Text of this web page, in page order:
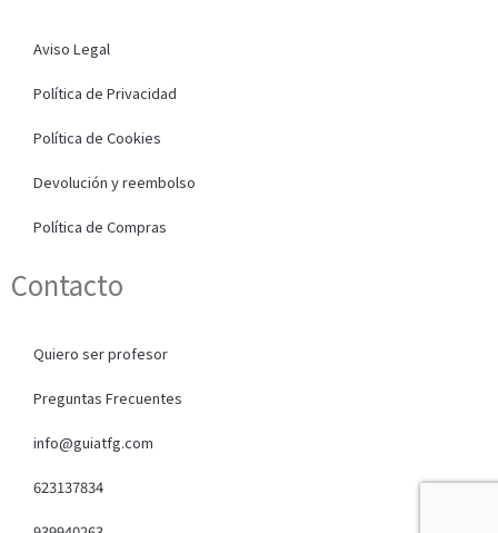
Aviso Legal
Política de Privacidad
Política de Cookies
Devolución y reembolso
Política de Compras
Contacto
Quiero ser profesor
Preguntas Frecuentes
info@guiatfg.com
623137834